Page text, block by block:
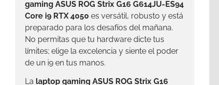
gaming ASUS ROG Strix G16 G614JU-ES94
Core i9 RTX 4050 es versátil, robusto y está
preparado para los desafíos del mañana.
No permitas que tu hardware dicte tus
límites; elige la excelencia y siente el poder
de un i9 en tus manos.
La laptop gaming ASUS ROG Strix G16